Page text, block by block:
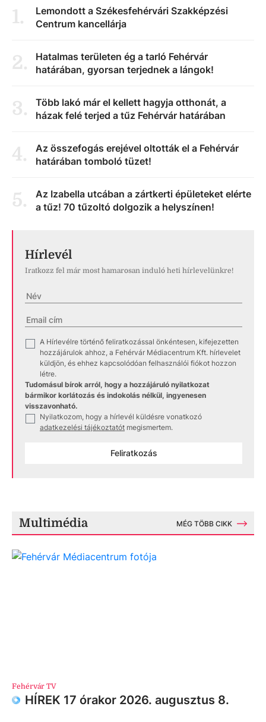
1.
Lemondott a Székesfehérvári Szakképzési
Centrum kancellárja
2.
Hatalmas területen ég a tarló Fehérvár
határában, gyorsan terjednek a lángok!
3.
Több lakó már el kellett hagyja otthonát, a
házak felé terjed a tűz Fehérvár határában
4.
Az összefogás erejével oltották el a Fehérvár
határában tomboló tüzet!
5.
Az Izabella utcában a zártkerti épületeket elérte
a tűz! 70 tűzoltó dolgozik a helyszínen!
Hírlevél
Iratkozz fel már most hamarosan induló heti hírlevelünkre!
A Hírlevélre történő feliratkozással önkéntesen, kifejezetten
hozzájárulok ahhoz, a Fehérvár Médiacentrum Kft. hírlevelet
küldjön, és ehhez kapcsolódóan felhasználói fiókot hozzon
létre.
Tudomásul bírok arról, hogy a hozzájáruló nyilatkozat
bármikor korlátozás és indokolás nélkül, ingyenesen
visszavonható.
Nyilatkozom, hogy a hírlevél küldésre vonatkozó
adatkezelési tájékoztatót megismertem.
Feliratkozás
Multimédia MÉG TÖBB CIKK
Fehérvár TV
HÍREK 17 órakor 2026. augusztus 8.